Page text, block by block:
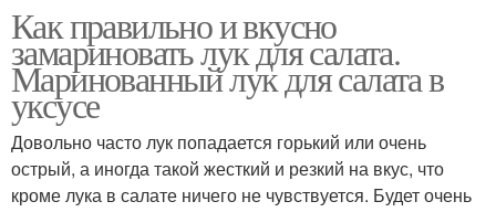
Как правильно и вкусно
замариновать лук для салата.
Маринованный лук для салата в
уксусе
Довольно часто лук попадается горький или очень
острый, а иногда такой жесткий и резкий на вкус, что
кроме лука в салате ничего не чувствуется. Будет очень